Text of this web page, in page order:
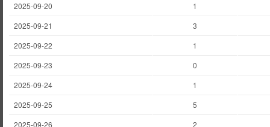
2025-09-20
1
2025-09-21
3
2025-09-22
1
2025-09-23
0
2025-09-24
1
2025-09-25
5
2025-09-26
2